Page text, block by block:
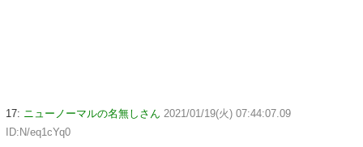
17: ニューノーマルの名無しさん 2021/01/19(火) 07:44:07.09
ID:N/eq1cYq0